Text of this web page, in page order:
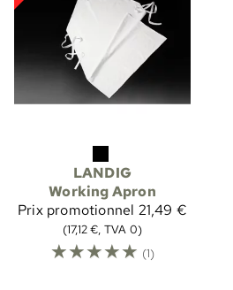
LANDIG
Working Apron
Prix promotionnel 21,49 €
(17,12 €, TVA 0)
☆☆☆☆☆ (1)